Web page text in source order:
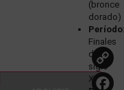
(bronce
dorado)
Período:
Finales
del
siglo
XIX